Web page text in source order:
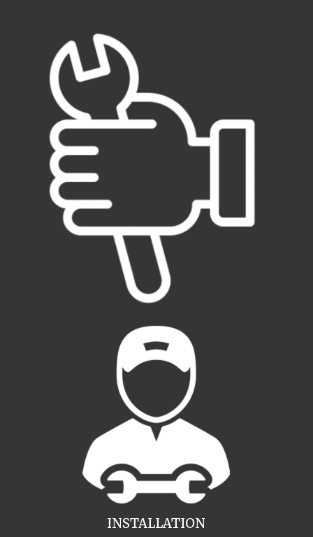
INSTALLATION